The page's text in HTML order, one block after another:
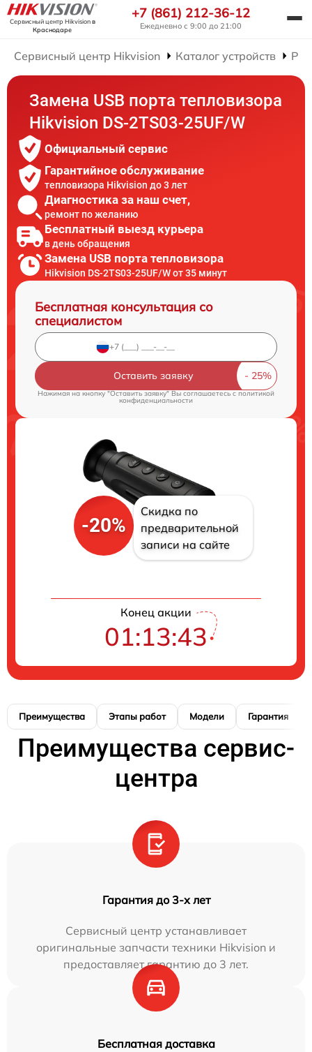
Сервисный центр Hikvisionв
Краснодаре
+7 (861) 212-36-12
Ежедневно с 9:00 до 21:00
Сервисный центр Hikvision Каталог устройств
Замена USB порта тепловизора
Hikvision DS-2TS03-25UF/W
Официальный сервис
Гарантийное обслуживание
тепловизора Hikvision до 3 лет
Диагностика за наш счет,
ремонт по желанию
Бесплатный выезд курьера
в день обращения
Замена USB порта тепловизора
Hikvision DS-2TS03-25UF/W от 35 минут
Бесплатная консультация со
специалистом
Оставить заявку
Нажимая на кнопку "Оставить заявку" Вы соглашаетесь cполитикой
конфиденциальности
-20%
Скидка по
предварительной
записи на сайте
Конец акции
01:13:42
Преимущества Этапы работ Модели Гарантия
Преимущества сервис-
центра
Гарантия до 3-х лет
Сервисный центр устанавливает
оригинальные запчасти техники Hikvision и
предоставляет гарантию до 3 лет.
Бесплатная доставка